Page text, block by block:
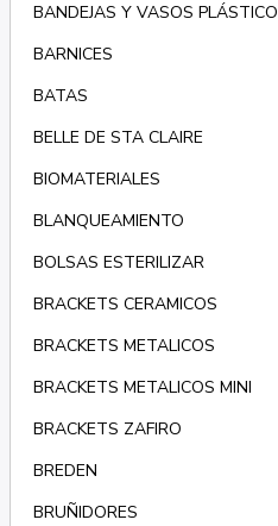
BANDEJAS Y VASOS PLÁSTICO
BARNICES
BATAS
BELLE DE STA CLAIRE
BIOMATERIALES
BLANQUEAMIENTO
BOLSAS ESTERILIZAR
BRACKETS CERAMICOS
BRACKETS METALICOS
BRACKETS METALICOS MINI
BRACKETS ZAFIRO
BREDEN
BRUÑIDORES